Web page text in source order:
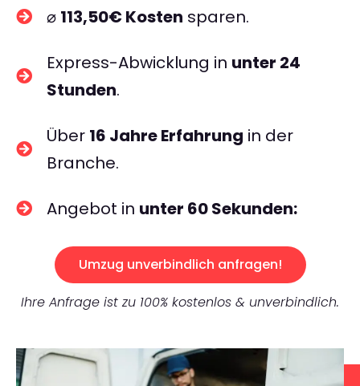
⌀ 113,50€ Kosten sparen.
Express-Abwicklung in unter 24
Stunden.
Über 16 Jahre Erfahrung in der
Branche.
Angebot in unter 60 Sekunden:
Umzug unverbindlich anfragen!
Ihre Anfrage ist zu 100% kostenlos & unverbindlich.